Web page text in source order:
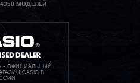
4358 МОДЕЛЕЙ
- ОФИЦИАЛЬНЫЙ
CASIO В